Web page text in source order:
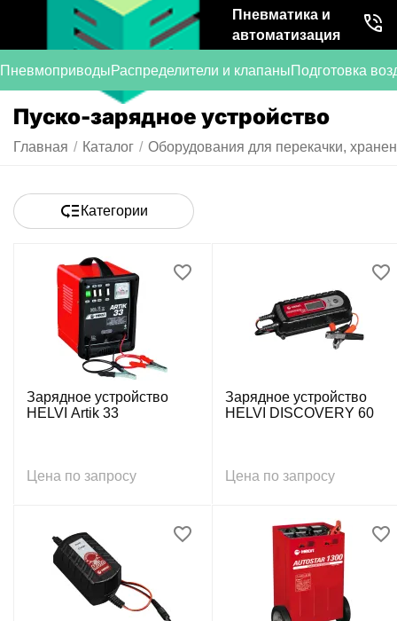
Пневматика и
автоматизация
ПневмоприводыРаспределители и клапаныПодготовка
Пуско-зарядное устройство
Главная / Каталог / Оборудования для перекачки,
Категории
Зарядное устройство
HELVI Artik 33
Цена по запросу
Зарядное устройство
HELVI DISCOVERY 60
Цена по запросу